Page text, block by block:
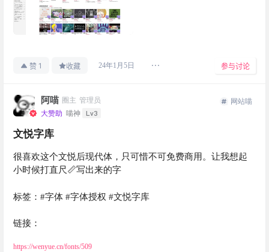
赞 1 收藏 24年1月5日 参与讨论
阿喵 圈主 管理员
大赞助 喵神 Lv3
网站喵
文悦字库
很喜欢这个文悦后现代体，只可惜不可免费商用。让我想起
小时候打直尺📏写出来的字
标签：#字体 #字体授权 #文悦字库
链接：
https://wenyue.cn/fonts/509